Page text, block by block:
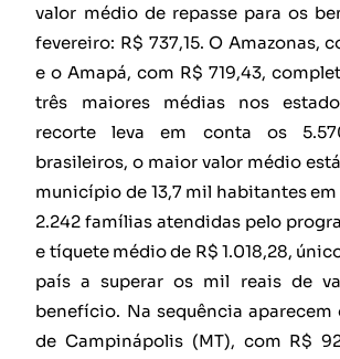
valor médio de repasse para os
fevereiro: R$ 737,15. O Amazonas,
e o Amapá, com R$ 719,43,
três maiores médias nos
recorte leva em conta os
brasileiros, o maior valor médio
município de 13,7 mil habitantes
2.242 famílias atendidas pelo
e tíquete médio de R$ 1.018,28,
país a superar os mil reais de
benefício. Na sequência
de Campinápolis (MT), com R$